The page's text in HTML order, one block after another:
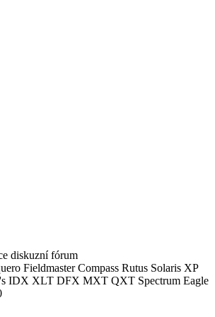
diskuzní fórum
Fieldmaster Compass Rutus Solaris XP
IDX XLT DFX MXT QXT Spectrum Eagle